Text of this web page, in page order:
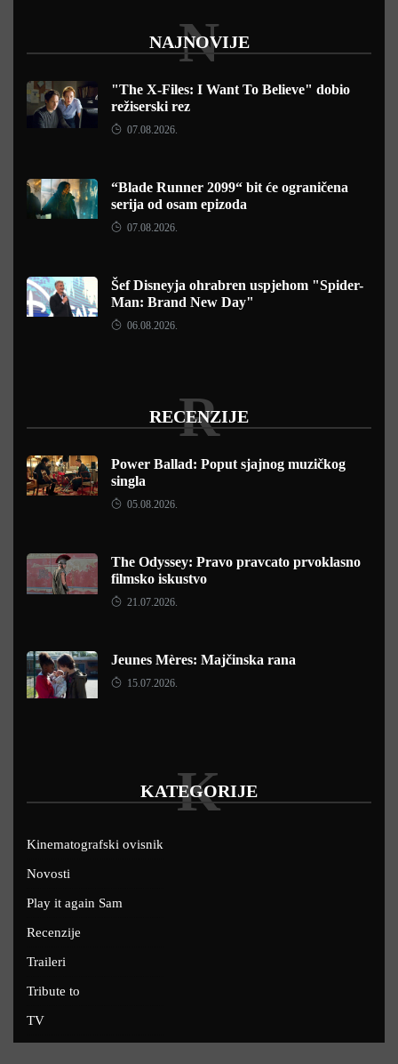
NAJNOVIJE
N
"The X-Files: I Want To Believe" dobio
režiserski rez
07.08.2026.
“Blade Runner 2099“ bit će ograničena
serija od osam epizoda
07.08.2026.
Šef Disneyja ohrabren uspjehom "Spider-
Man: Brand New Day"
06.08.2026.
RECENZIJE
R
Power Ballad: Poput sjajnog muzičkog
singla
05.08.2026.
The Odyssey: Pravo pravcato prvoklasno
filmsko iskustvo
21.07.2026.
Jeunes Mères: Majčinska rana
15.07.2026.
KATEGORIJE
K
Kinematografski ovisnik
Novosti
Play it again Sam
Recenzije
Traileri
Tribute to
TV